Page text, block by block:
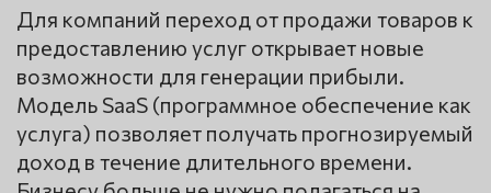
Для компаний переход от продажи товаров к
предоставлению услуг открывает новые
возможности для генерации прибыли.
Модель SaaS (программное обеспечение как
услуга) позволяет получать прогнозируемый
доход в течение длительного времени.